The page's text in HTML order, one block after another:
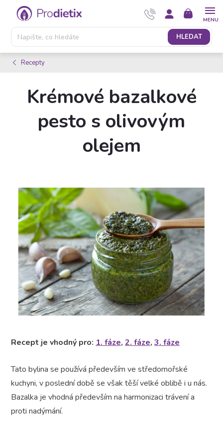
Přejít
obsah
HLEDAT
NÁKUPNÍ
KOŠÍK
Recepty
Krémové bazalkové
pesto s olivovým
olejem
Recept je vhodný pro: 1. fáze, 2. fáze, 3. fáze
Tato bylina se používá především ve středomořské
kuchyni, v poslední době se však těší velké oblibě i u nás.
Bazalka je vhodná především na harmonizaci trávení a
proti nadýmání.